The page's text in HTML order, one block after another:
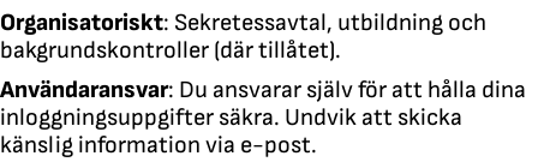
Organisatoriskt: Sekretessavtal, utbildning och
bakgrundskontroller (där tillåtet).
Användaransvar: Du ansvarar själv för att hålla dina
inloggningsuppgifter säkra. Undvik att skicka
känslig information via e-post.